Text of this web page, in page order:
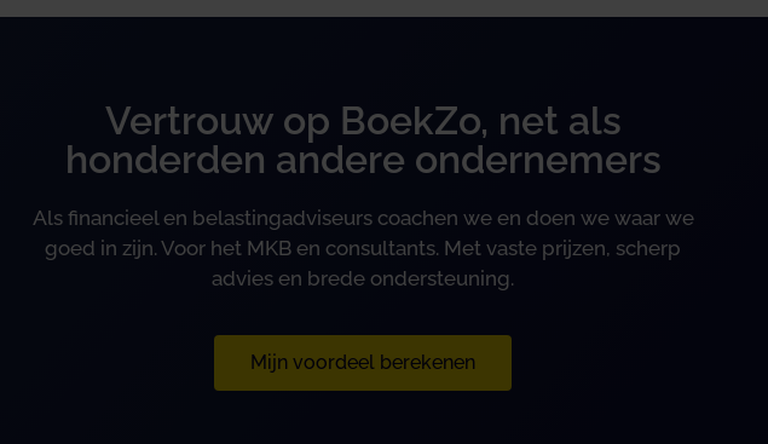
Vertrouw op BoekZo, net als
honderden andere ondernemers
Als financieel en belastingadviseurs coachen we en doen we waar we
goed in zijn. Voor het MKB en consultants. Met vaste prijzen, scherp
advies en brede ondersteuning.
Mijn voordeel berekenen